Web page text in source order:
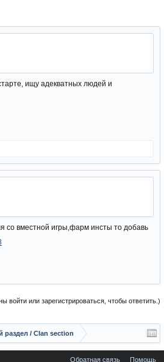
ищу адекватных людей и
со вместной игры,фарм инсты то добавь
войти или зарегистрироваться, чтобы ответить.)
раздел / Сlan section
Обратная связь Помощь